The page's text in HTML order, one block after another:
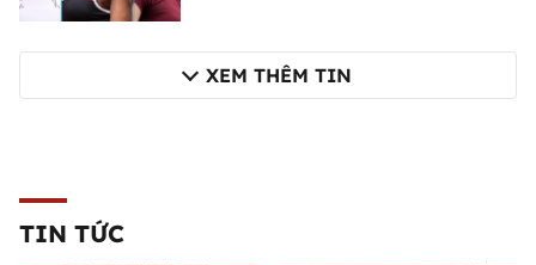
XEM THÊM TIN
TIN TỨC